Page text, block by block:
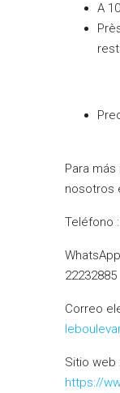
A
Para
nosotros
Teléfono
22232885
Correo
Sitio web :
https://